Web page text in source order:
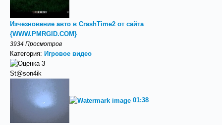
Изчезновение авто в CrashTime2 от сайта
{WWW.PMRGID.COM}
3934 Просмотров
Категория: Игровое видео
St@son4ik
01:38